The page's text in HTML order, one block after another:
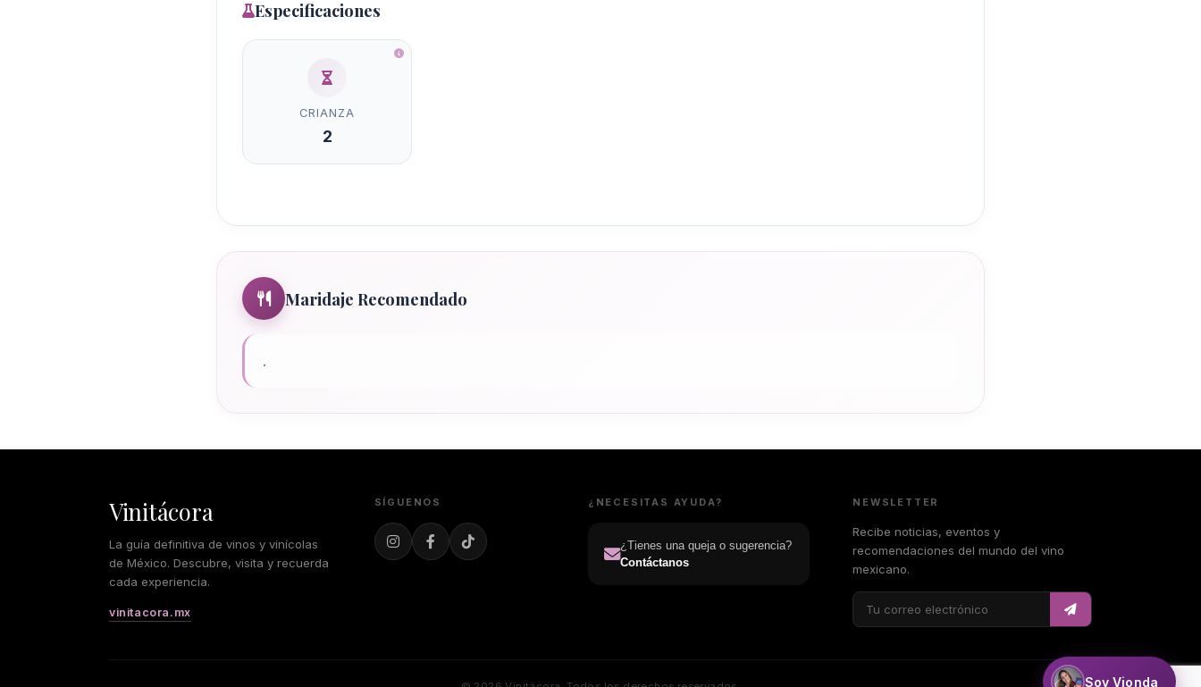
Especificaciones
CRIANZA
2
Maridaje Recomendado
.
Vinitácora
La guía definitiva de vinos y vinícolas
de México. Descubre, visita y recuerda
cada experiencia.
vinitacora.mx
SÍGUENOS ¿NECESITAS AYUDA?
¿Tienes una queja o sugerencia?
Contáctanos
NEWSLETTER
Recibe noticias, eventos y
recomendaciones del mundo del vino
mexicano.
Soy Vionda